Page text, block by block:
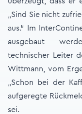
„Sind Sie nicht
aus.“ Im
ausgebaut
technischer Leiter
Wittmann, vom
„Schon bei der
aufgeregte
sei.